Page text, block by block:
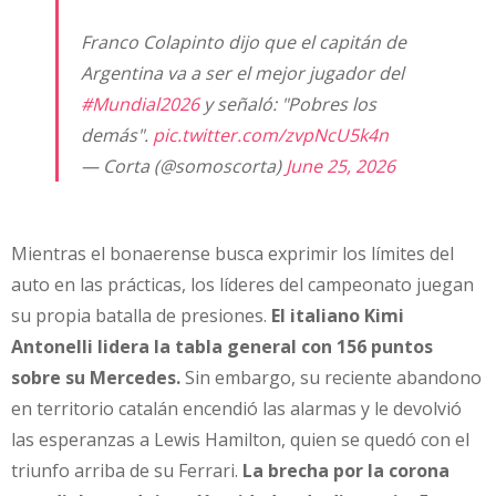
Franco Colapinto dijo que el capitán de
Argentina va a ser el mejor jugador del
#Mundial2026y señaló: "Pobres los
demás". pic.twitter.com/zvpNcU5k4n
— Corta (@somoscorta)June 25, 2026
Mientras el bonaerense busca exprimir los límites del
auto en las prácticas, los líderes del campeonato juegan
su propia batalla de presiones. El italiano Kimi
Antonelli lidera la tabla general con 156 puntos
sobre su Mercedes.Sin embargo, su reciente abandono
en territorio catalán encendió las alarmas y le devolvió
las esperanzas a Lewis Hamilton, quien se quedó con el
triunfo arriba de su Ferrari. La brecha por la corona